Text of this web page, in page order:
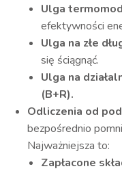
Ulga
efektywności
Ulga na złe
się ściągnąć.
Ulga na
(B+R).
Odliczenia od
bezpośrednio
Najważniejsza to:
Zapłacone